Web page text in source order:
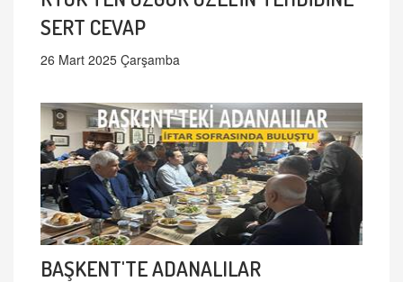
SERT CEVAP
26 Mart 2025 Çarşamba
BAŞKENT'TE ADANALILAR